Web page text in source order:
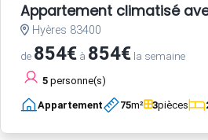
Appartement climatisé
Hyères 83400
de 854€ à 854€ la semaine
5 personne(s)
Appartement 75m² 3pièces